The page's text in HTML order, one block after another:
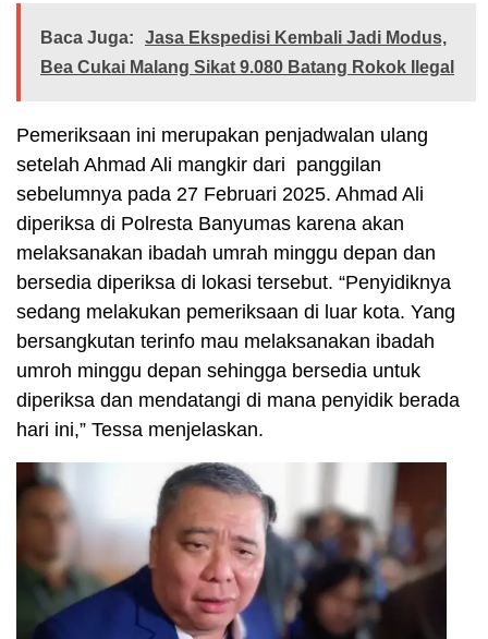
Baca Juga:
Jasa Ekspedisi Kembali Jadi Modus,
Bea Cukai Malang Sikat 9.080 Batang Rokok Ilegal
Pemeriksaan ini merupakan penjadwalan ulang
setelah Ahmad Ali mangkir dari panggilan
sebelumnya pada 27 Februari 2025. Ahmad Ali
diperiksa di Polresta Banyumas karena akan
melaksanakan ibadah umrah minggu depan dan
bersedia diperiksa di lokasi tersebut. “Penyidiknya
sedang melakukan pemeriksaan di luar kota. Yang
bersangkutan terinfo mau melaksanakan ibadah
umroh minggu depan sehingga bersedia untuk
diperiksa dan mendatangi di mana penyidik berada
hari ini,” Tessa menjelaskan.